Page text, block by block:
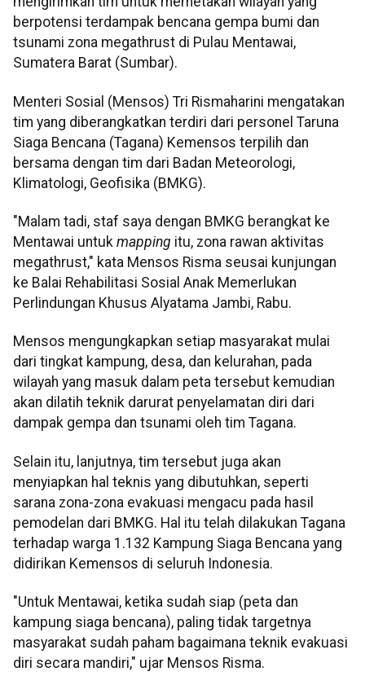
berpotensi terdampak bencana gempa bumi dan
tsunami zona megathrust di Pulau Mentawai,
Sumatera Barat (Sumbar).
Menteri Sosial (Mensos) Tri Rismaharini mengatakan
tim yang diberangkatkan terdiri dari personel Taruna
Siaga Bencana (Tagana) Kemensos terpilih dan
bersama dengan tim dari Badan Meteorologi,
Klimatologi, Geofisika (BMKG).
"Malam tadi, staf saya dengan BMKG berangkat ke
Mentawai untuk mapping itu, zona rawan aktivitas
megathrust," kata Mensos Risma seusai kunjungan
ke Balai Rehabilitasi Sosial Anak Memerlukan
Perlindungan Khusus Alyatama Jambi, Rabu.
Mensos mengungkapkan setiap masyarakat mulai
dari tingkat kampung, desa, dan kelurahan, pada
wilayah yang masuk dalam peta tersebut kemudian
akan dilatih teknik darurat penyelamatan diri dari
dampak gempa dan tsunami oleh tim Tagana.
Selain itu, lanjutnya, tim tersebut juga akan
menyiapkan hal teknis yang dibutuhkan, seperti
sarana zona-zona evakuasi mengacu pada hasil
pemodelan dari BMKG. Hal itu telah dilakukan Tagana
terhadap warga 1.132 Kampung Siaga Bencana yang
didirikan Kemensos di seluruh Indonesia.
"Untuk Mentawai, ketika sudah siap (peta dan
kampung siaga bencana), paling tidak targetnya
masyarakat sudah paham bagaimana teknik evakuasi
diri secara mandiri," ujar Mensos Risma.